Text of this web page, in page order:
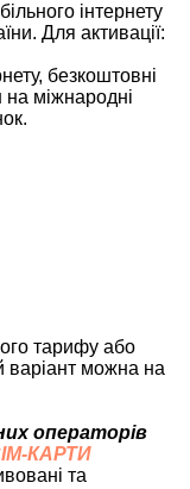
інтернету
Для активації:
безкоштовні
на міжнародні
тарифу або
варіант можна на
операторів
КАРТИ
та